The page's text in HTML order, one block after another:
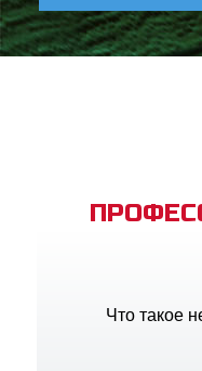
Bible App
Что такое